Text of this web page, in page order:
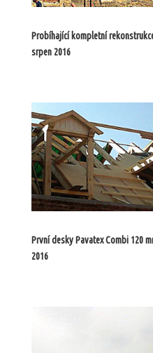
Probíhající kompletní
srpen 2016
První desky Pavatex Combi 120
2016